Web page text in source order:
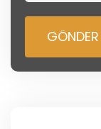
GÖNDER